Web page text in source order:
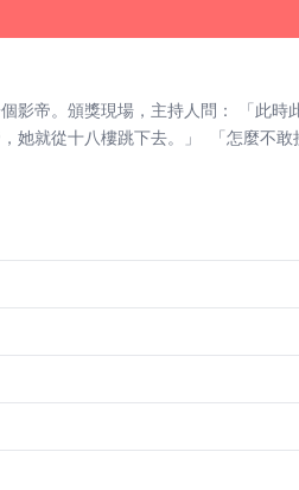
什麼獲獎感言嗎？」 周寂白撥了一通電話，卻沒人